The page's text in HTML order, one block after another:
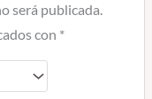
será publicada.
con *